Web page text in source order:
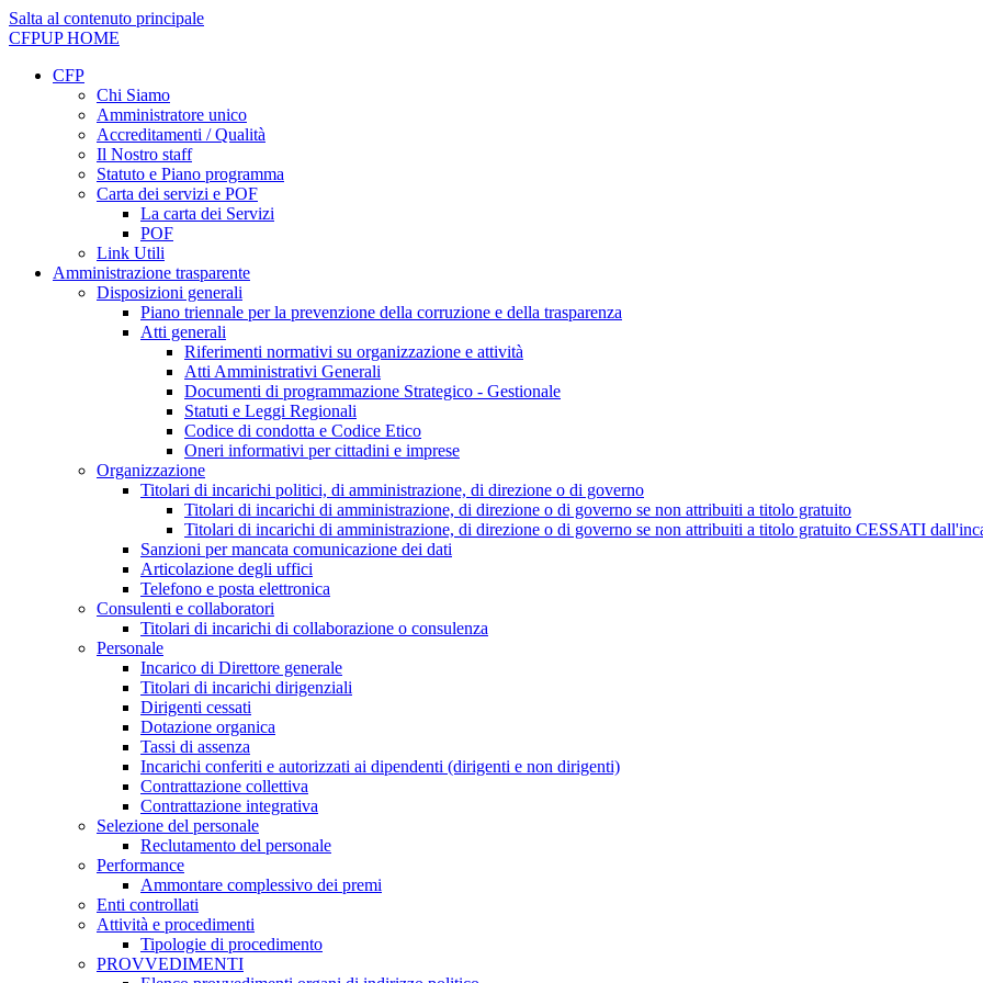
Salta al contenuto principale
CFPUPHOME
CFP
Chi Siamo
Amministratore unico
Accreditamenti / Qualità
Il Nostro staff
Statuto e Piano programma
Carta dei servizi e POF
La carta dei Servizi
POF
Link Utili
Amministrazione trasparente
Disposizioni generali
Piano triennale per la prevenzione della corruzione e della trasparenza
Atti generali
Riferimenti normativi su organizzazione e attività
Atti Amministrativi Generali
Documenti di programmazione Strategico - Gestionale
Statuti e Leggi Regionali
Codice di condotta e Codice Etico
Oneri informativi per cittadini e imprese
Organizzazione
Titolari di incarichi politici, di amministrazione, di direzione o di governo
Titolari di incarichi di amministrazione, di direzione o di governo se non attribuiti a titolo gratuito
Titolari di incarichi di amministrazione, di direzione o di governo se non attribuiti a titolo gratuito CESSATI
Sanzioni per mancata comunicazione dei dati
Articolazione degli uffici
Telefono e posta elettronica
Consulenti e collaboratori
Titolari di incarichi di collaborazione o consulenza
Personale
Incarico di Direttore generale
Titolari di incarichi dirigenziali
Dirigenti cessati
Dotazione organica
Tassi di assenza
Incarichi conferiti e autorizzati ai dipendenti (dirigenti e non dirigenti)
Contrattazione collettiva
Contrattazione integrativa
Selezione del personale
Reclutamento del personale
Performance
Ammontare complessivo dei premi
Enti controllati
Attività e procedimenti
Tipologie di procedimento
PROVVEDIMENTI